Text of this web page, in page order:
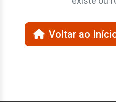
Voltar ao